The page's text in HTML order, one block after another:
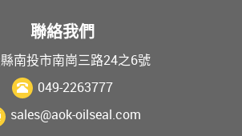
聯絡我們
南投市南崗三路24之6號
049-2263777
sales@aok-oilseal.com